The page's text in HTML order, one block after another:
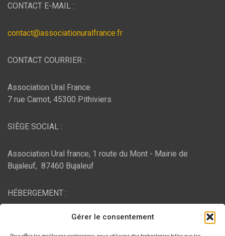
Gérer le consentement
CONTACT E-MAIL :
contact@associationuralfrance.fr
CONTACT COURRIER :
Association Ural France
7 rue Carnot, 45300 Pithiviers
SIÈGE SOCIAL :
Association Ural france, 1 route du Mont - Mairie de
Bujaleuf, 87460 Bujaleuf
HÉBERGEMENT :
, Chemin des Pardiaux, 63000 Clermont-Ferrand